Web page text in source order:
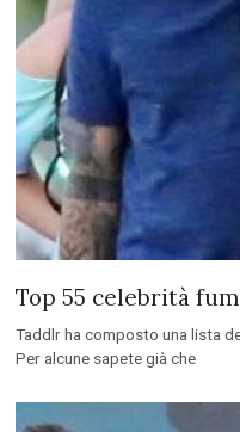
Top 55 celebrità
Taddlr ha composto una lista
Per alcune sapete già che